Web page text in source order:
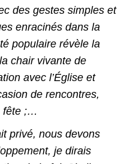
des gestes simples et
enracinés dans la
populaire révèle la
chair vivante de
avec l’Église et
de rencontres,
fête ;…
privé, nous devons
je dirais